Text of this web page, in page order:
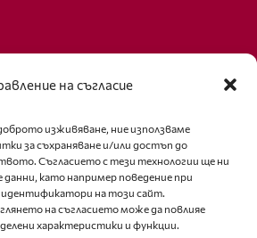
на съгласие
изживяване, ние използваме
за съхраняване и/или достъп до
Съгласието с тези технологии ще ни
като например поведение при
идентификатори на този сайт.
на съгласието може да повлияе
характеристики и функции.